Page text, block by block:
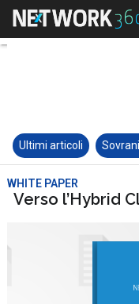
Ultimi articoli
WHITE PAPER
Verso l’Hybrid